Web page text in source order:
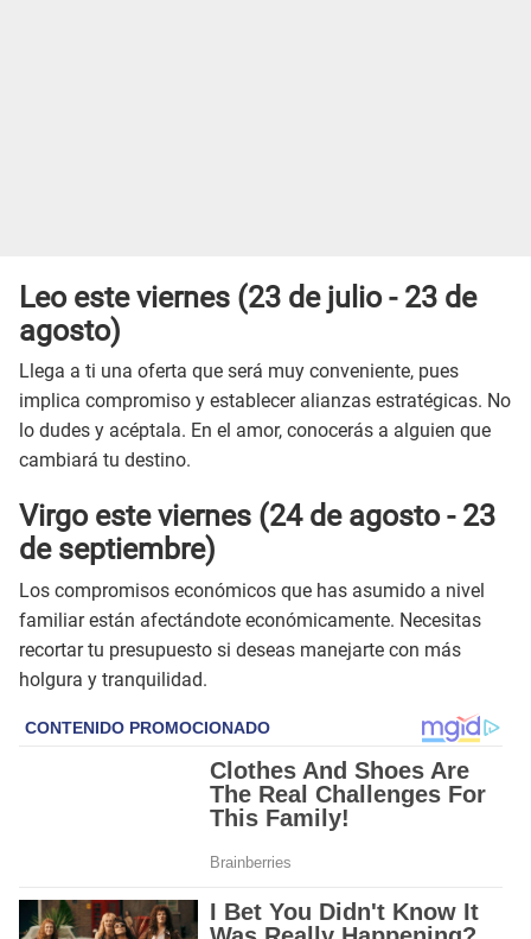
Leo esteviernes (23 de julio - 23 de
agosto)
Llega a ti una oferta que será muy conveniente, pues
implica compromiso y establecer alianzas estratégicas. No
lo dudes y acéptala. En el amor, conocerás a alguien que
cambiará tu destino.
Virgo esteviernes (24 de agosto - 23
de septiembre)
Los compromisos económicos que has asumido a nivel
familiar están afectándote económicamente. Necesitas
recortar tu presupuesto si deseas manejarte con más
holgura y tranquilidad.